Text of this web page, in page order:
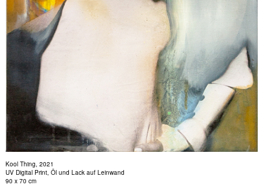
Kool Thing, 2021
UV Digital Print, Öl und Lack auf Leinwand
90 x 70 cm